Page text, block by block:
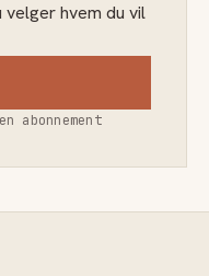
hvem du vil
abonnement